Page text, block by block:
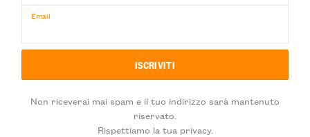
Email
Non riceverai mai spam e il tuo indirizzo sarà mantenuto
riservato.
Rispettiamo la tua privacy.